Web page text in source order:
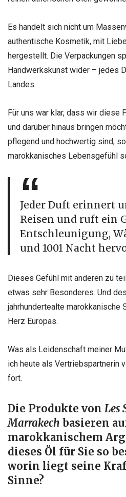
Es handelt sich nicht um
authentische Kosmetik, mit
hergestellt. Die Verpackungen
Handwerkskunst wider – jedes
Landes.
Für uns war klar, dass wir diese
und darüber hinaus bringen
pflegend und hochwertig sind,
marokkanisches Lebensgefühl
Jeder Duft erinnert
Reisen und ruft ein
Entschleunigung,
und 1001 Nacht
Dieses Gefühl mit anderen zu
etwas sehr Besonderes. Und
jahrhundertealte marokkanische
Herz Europas.
Was als Leidenschaft meiner
ich heute als Vertriebspartnerin
fort.
Die Produkte von Les
Marrakech basieren
marokkanischem
dieses Öl für Sie so
worin liegt seine
Sinne?